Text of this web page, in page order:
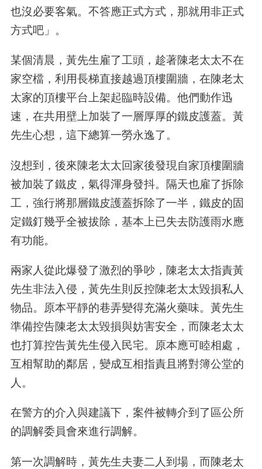
也沒必要客氣。不答應正式方式，那就用非正式
方式吧」。
某個清晨，黃先生雇了工頭，趁著陳老太太不在
家空檔，利用長梯直接越過頂樓圍牆，在陳老太
太家的頂樓平台上架起臨時設備。他們動作迅
速，在共用壁上加裝了一層厚厚的鐵皮護蓋。黃
先生心想，這下總算一勞永逸了。
沒想到，後來陳老太太回家後發現自家頂樓圍牆
被加裝了鐵皮，氣得渾身發抖。隔天也雇了拆除
工，強行將那層鐵皮護蓋拆除了一半，鐵皮的固
定鐵釘幾乎全被拔除，基本上已失去防護雨水應
有功能。
兩家人從此爆發了激烈的爭吵，陳老太太指責黃
先生非法入侵，黃先生則反控陳老太太毀損私人
物品。原本平靜的巷弄變得充滿火藥味。黃先生
準備控告陳老太太毀損與妨害安全，而陳老太太
也打算控告黃先生侵入民宅。原本應可睦相處，
互相幫助的鄰居，變成互相指責且將對簿公堂的
人。
在警方的介入與建議下，案件被轉介到了區公所
的調解委員會來進行調解。
第一次調解時，黃先生夫妻二人到場，而陳老太